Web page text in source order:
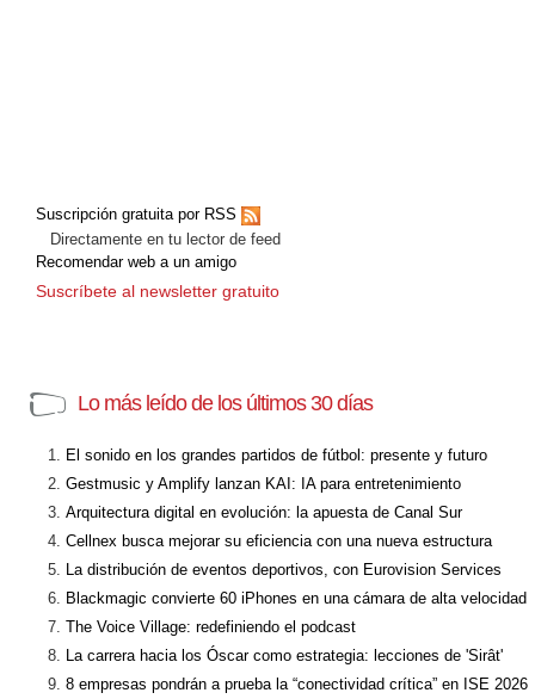
Suscripción gratuita por RSS
Directamente en tu lector de feed
Recomendar web a un amigo
Suscríbete al newsletter gratuito
Lo más leído de los últimos 30 días
El sonido en los grandes partidos de fútbol: presente y futuro
Gestmusic y Amplify lanzan KAI: IA para entretenimiento
Arquitectura digital en evolución: la apuesta de Canal Sur
Cellnex busca mejorar su eficiencia con una nueva estructura
La distribución de eventos deportivos, con Eurovision Services
Blackmagic convierte 60 iPhones en una cámara de alta velocidad
The Voice Village: redefiniendo el podcast
La carrera hacia los Óscar como estrategia: lecciones de 'Sirât'
8 empresas pondrán a prueba la “conectividad crítica” en ISE 2026